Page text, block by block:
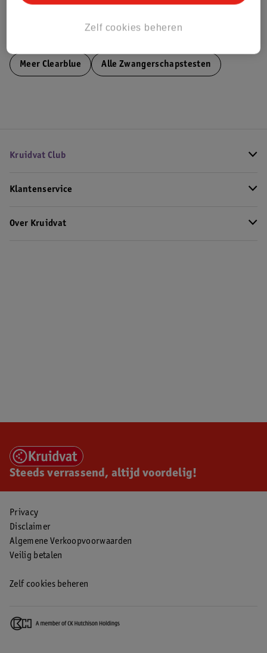
Meer Clearblue Alle Zwangerschapstesten
Kruidvat Club
Klantenservice
Over Kruidvat
Steeds verrassend, altijd voordelig!
Privacy
Disclaimer
Algemene Verkoopvoorwaarden
Veilig betalen
Zelf cookies beheren
Zelf cookies beheren